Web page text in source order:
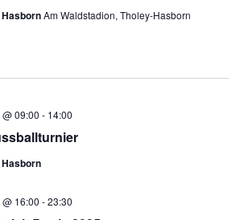
Am Waldstadion, Tholey-Hasborn
09:00 - 14:00
16:00 -23:30